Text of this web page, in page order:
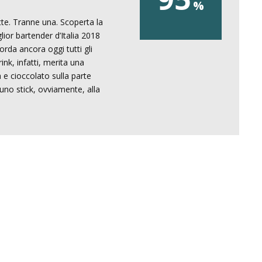
Tranne una. Scoperta la
bartender d’Italia 2018
ancora oggi tutti gli
infatti, merita una
cioccolato sulla parte
stick, ovviamente, alla